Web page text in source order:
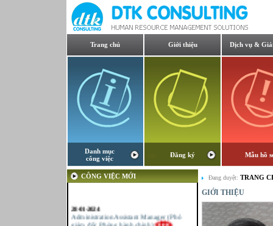
Trang chủ Giới thiệu Dịch vụ &
Danh mục
công việc
Đăng ký Mẫu hồ
CÔNG VIỆC MỚI
Administration Assistant Manager (Phó
giám đốc Phòng hành chính)
Đang duyệt: TRANG
GIỚI THIỆU